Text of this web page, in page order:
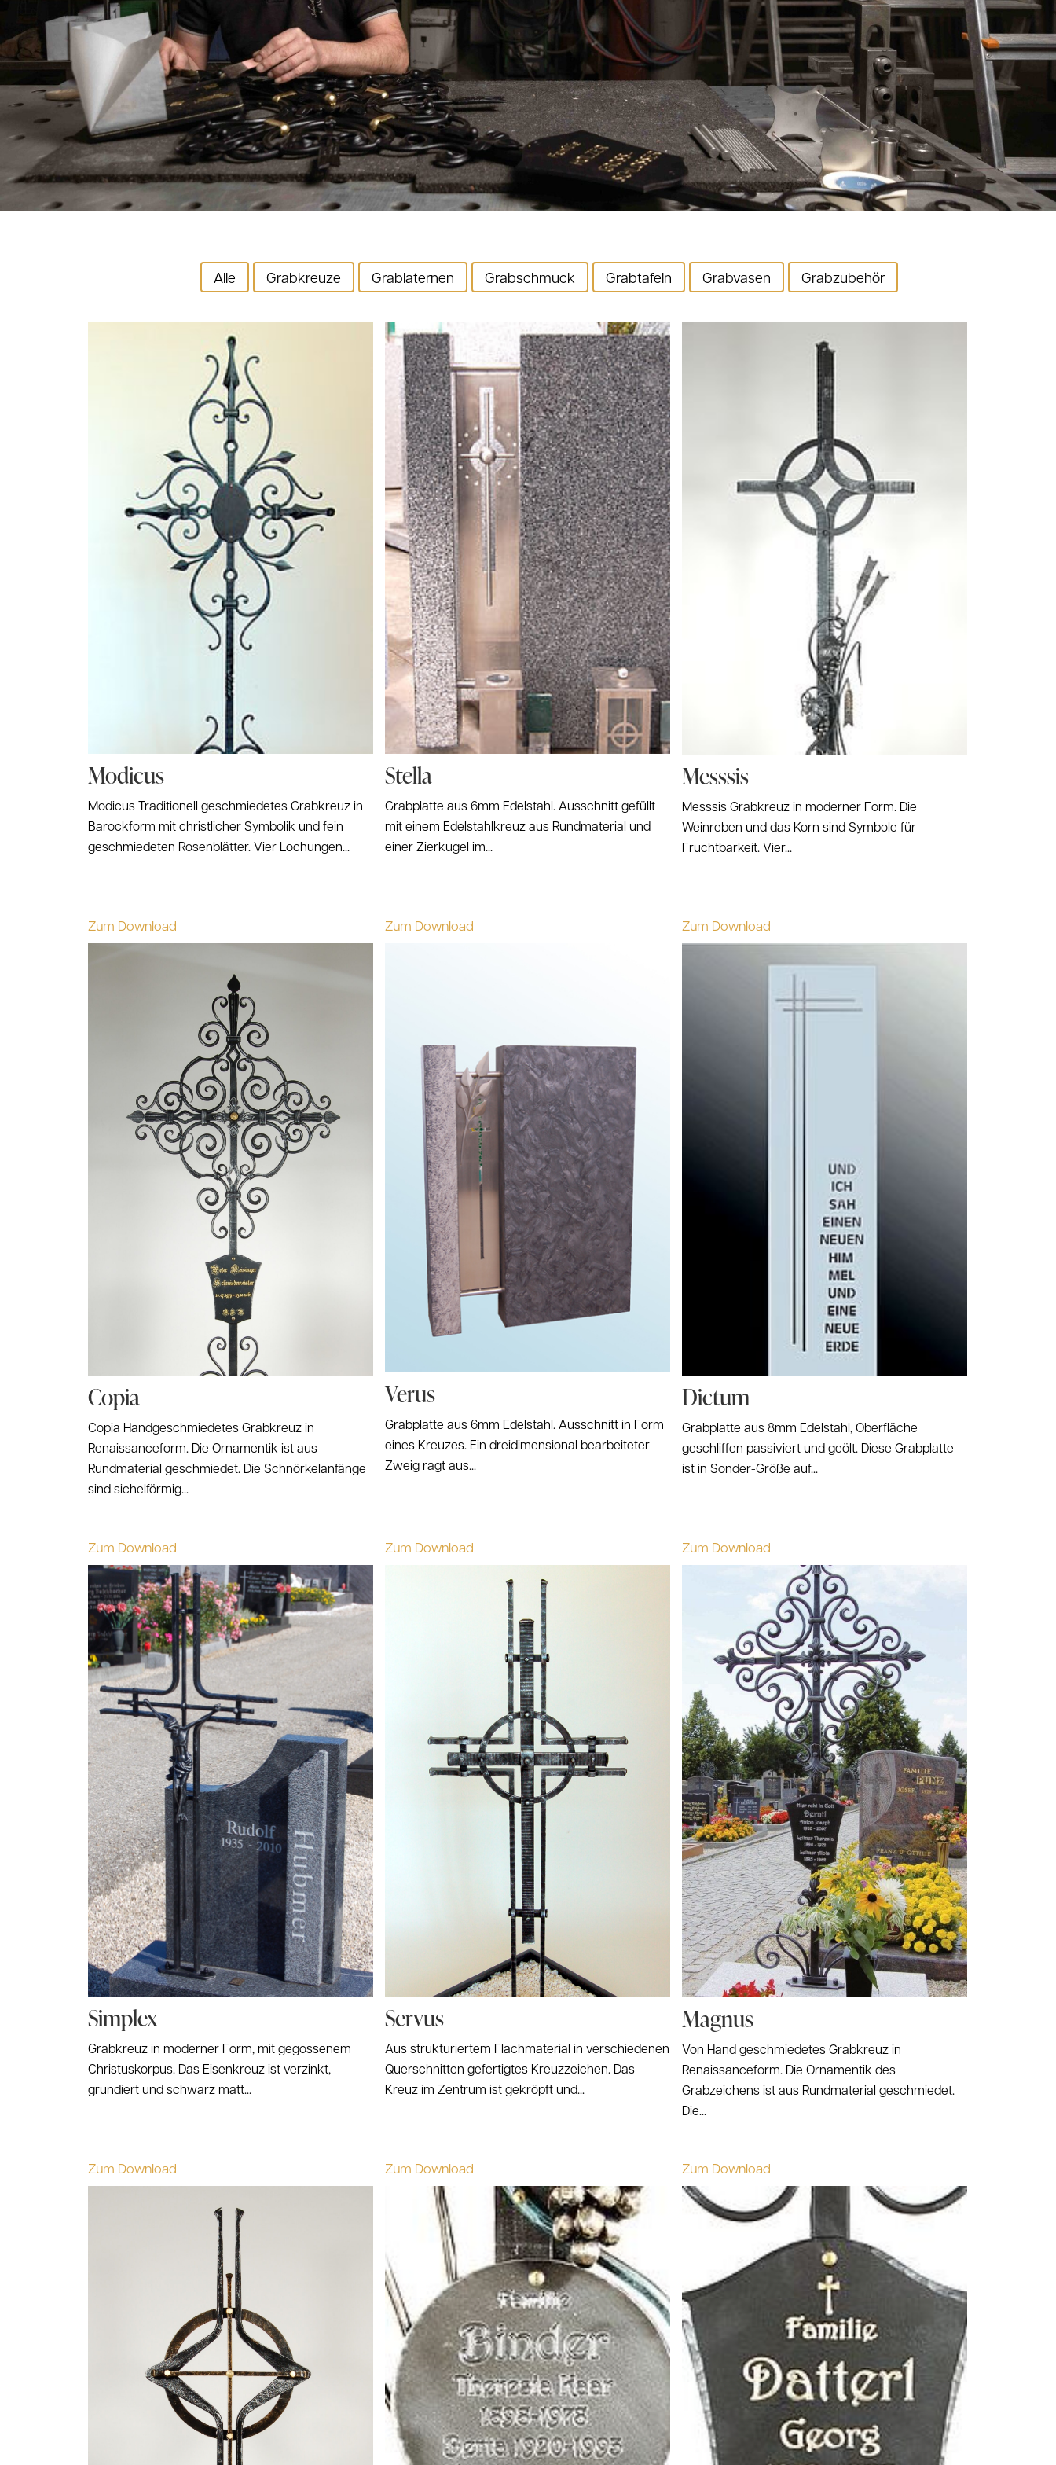
Alle Grabkreuze Grablaternen Grabschmuck Grabtafeln Grabvasen Grabzubehör
Modicus
Modicus Traditionell geschmiedetes Grabkreuz in
Barockform mit christlicher Symbolik und fein
geschmiedeten Rosenblätter. Vier Lochungen...
Zum Download
Stella
Grabplatte aus 6mm Edelstahl. Ausschnitt gefüllt
mit einem Edelstahlkreuz aus Rundmaterial und
einer Zierkugel im...
Zum Download
Messsis
Messsis Grabkreuz in moderner Form. Die
Weinreben und das Korn sind Symbole für
Fruchtbarkeit. Vier...
Zum Download
Copia
Copia Handgeschmiedetes Grabkreuz in
Renaissanceform. Die Ornamentik ist aus
Rundmaterial geschmiedet. Die Schnörkelanfänge
sind sichelförmig...
Zum Download
Verus
Grabplatte aus 6mm Edelstahl. Ausschnitt in Form
eines Kreuzes. Ein dreidimensional bearbeiteter
Zweig ragt aus...
Zum Download
Dictum
Grabplatte aus 8mm Edelstahl, Oberfläche
geschliffen passiviert und geölt. Diese Grabplatte
ist in Sonder-Größe auf...
Zum Download
Simplex
Grabkreuz in moderner Form, mit gegossenem
Christuskorpus. Das Eisenkreuz ist verzinkt,
grundiert und schwarz matt...
Zum Download
Servus
Aus strukturiertem Flachmaterial in verschiedenen
Querschnitten gefertigtes Kreuzzeichen. Das
Kreuz im Zentrum ist gekröpft und...
Zum Download
Magnus
Von Hand geschmiedetes Grabkreuz in
Renaissanceform. Die Ornamentik des
Grabzeichens ist aus Rundmaterial geschmiedet.
Die...
Zum Download